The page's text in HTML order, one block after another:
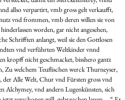
allso verpartirt, vmb gross gelt verkaufft,
vnd frommen, vmb deren willen sie von
worden, gar nicht angesehen,
Schrifften anlangt, weil sie den Gottlosen
vnd verführten Weltkinder vnnd
kropff nicht geschmacket, bisshero gantz
Zu welchem Teuflischen werck Thurneyser,
Alle Welt, Chur vnd Fürsten gross vnd
Alchymey, vnd andern Lugenkünsten, sich